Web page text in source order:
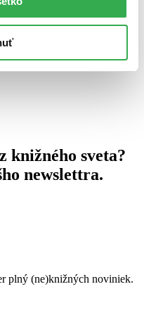
sveta?
newslettra.
plný (ne)knižných noviniek.